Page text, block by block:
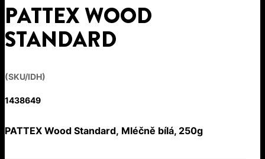
PATTEX WOOD
STANDARD
(SKU/IDH)
1438649
PATTEX Wood Standard, Mléčně bílá, 250g